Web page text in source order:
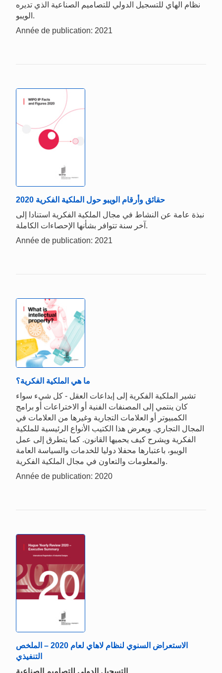
نظام الهاي للتسجيل الدولي للتصاميم الصناعية الذي تديره
الويبو.
Année de publication: 2021
حقائق وأرقام الويبو حول الملكية الفكرية 2020
نبذة عامة عن النشاط في مجال الملكية الفكرية استنادا إلى
آخر سنة تتوافر بشأنها الإحصاءات الكاملة.
Année de publication: 2021
ما هي الملكية الفكرية؟
تشير الملكية الفكرية إلى إبداعات العقل - كل شيء سواء
كان ينتمي إلى المصنفات الفنية أو الاختراعات أو برامج
الكمبيوتر أو العلامات التجارية وغيرها من العلامات في
المجال التجاري. ويعرض هذا الكتيب الأنواع الرئيسية للملكية
الفكرية ويشرح كيف يحميها القانون. كما يتطرق إلى عمل
الويبو، باعتبارها محفلا دوليا للخدمات والسياسة العامة
والمعلومات والتعاون في مجال الملكية الفكرية.
Année de publication: 2020
الاستعراض السنوي لنظام لاهاي لعام 2020 – الملخص
التنفيذي